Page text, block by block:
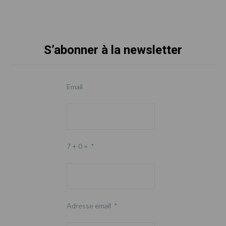
S’abonner à la newsletter
Email
7 + 0 = *
Adresse email *